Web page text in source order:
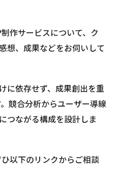
作サービスについて、ク
想、成果などをお伺いして
に依存せず、成果創出を重
競合分析からユーザー導線
つながる構成を設計しま
以下のリンクからご相談